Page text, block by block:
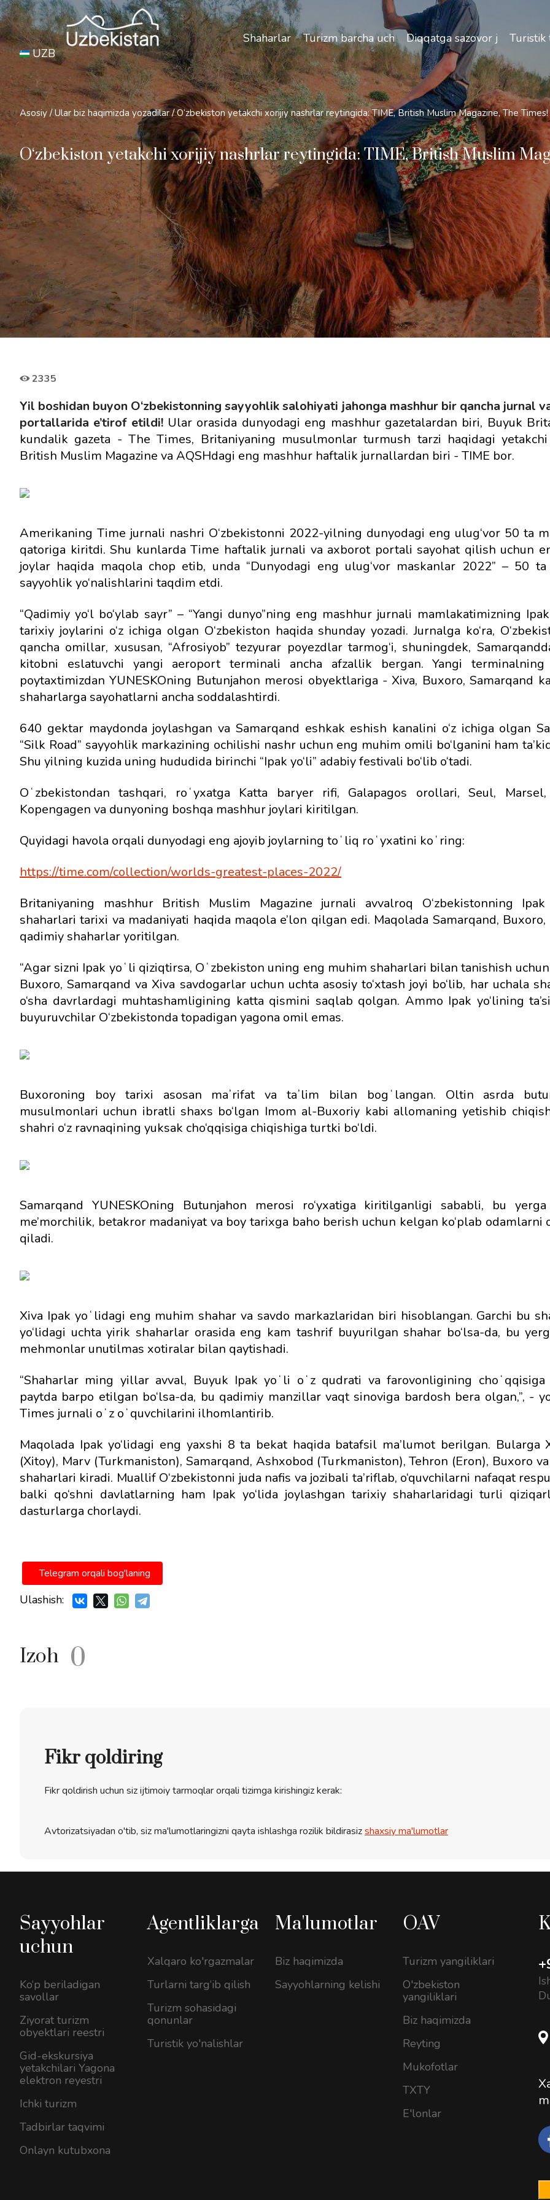
Xavfsizlik va O'zbekiston bo'ylab sayohatlarning o'ziga xos
Shaharlar
Turizm barcha uchunDiqqatga sazovor joylarTuristik
UZB
Asosiy / Ular biz haqimizda yozadilar / O‘zbekiston yetakchi xorijiy nashrlar reytingida: TIME, British Muslim Magazine, The Times!
O‘zbekiston yetakchi xorijiy nashrlar reytingida: TIME, British Muslim
2335
Yil boshidan buyon O‘zbekistonning sayyohlik salohiyati jahonga mashhur bir qancha jurnal
portallarida e’tirof etildi! Ular orasida dunyodagi eng mashhur gazetalardan biri, Buyuk
kundalik gazeta - The Times, Britaniyaning musulmonlar turmush tarzi haqidagi
British Muslim Magazine va AQSHdagi eng mashhur haftalik jurnallardan biri - TIME bor.
Amerikaning Time jurnali nashri O‘zbekistonni 2022-yilning dunyodagi eng ulug‘vor 50 ta
qatoriga kiritdi. Shu kunlarda Time haftalik jurnali va axborot portali sayohat qilish uchun
joylar haqida maqola chop etib, unda “Dunyodagi eng ulug‘vor maskanlar 2022” – 50
sayyohlik yo‘nalishlarini taqdim etdi.
“Qadimiy yo‘l bo‘ylab sayr” – “Yangi dunyo”ning eng mashhur jurnali mamlakatimizning
tarixiy joylarini o‘z ichiga olgan O‘zbekiston haqida shunday yozadi. Jurnalga ko‘ra,
qancha omillar, xususan, “Afrosiyob” tezyurar poyezdlar tarmog‘i, shuningdek,
kitobni eslatuvchi yangi aeroport terminali ancha afzallik bergan. Yangi terminalning
poytaxtimizdan YUNESKOning Butunjahon merosi obyektlariga - Xiva, Buxoro, Samarqand
shaharlarga sayohatlarni ancha soddalashtirdi.
640 gektar maydonda joylashgan va Samarqand eshkak eshish kanalini o‘z ichiga olgan
“Silk Road” sayyohlik markazining ochilishi nashr uchun eng muhim omili bo‘lganini ham
Shu yilning kuzida uning hududida birinchi “Ipak yo‘li” adabiy festivali bo‘lib o‘tadi.
Oʻzbekistondan tashqari, roʻyxatga Katta baryer rifi, Galapagos orollari, Seul, Marsel,
Kopengagen va dunyoning boshqa mashhur joylari kiritilgan.
Quyidagi havola orqali dunyodagi eng ajoyib joylarning toʻliq roʻyxatini koʻring:
https://time.com/collection/worlds-greatest-places-2022/
Britaniyaning mashhur British Muslim Magazine jurnali avvalroq O‘zbekistonning Ipak
shaharlari tarixi va madaniyati haqida maqola e’lon qilgan edi. Maqolada Samarqand, Buxoro,
qadimiy shaharlar yoritilgan.
“Agar sizni Ipak yoʻli qiziqtirsa, Oʻzbekiston uning eng muhim shaharlari bilan tanishish
Buxoro, Samarqand va Xiva savdogarlar uchun uchta asosiy to‘xtash joyi bo‘lib, har uchala
o‘sha davrlardagi muhtashamligining katta qismini saqlab qolgan. Ammo Ipak yo‘lining
buyuruvchilar O‘zbekistonda topadigan yagona omil emas.
Buxoroning boy tarixi asosan maʼrifat va taʼlim bilan bogʻlangan. Oltin asrda
musulmonlari uchun ibratli shaxs bo‘lgan Imom al-Buxoriy kabi allomaning yetishib
shahri o‘z ravnaqining yuksak cho‘qqisiga chiqishiga turtki bo‘ldi.
Samarqand YUNESKOning Butunjahon merosi ro‘yxatiga kiritilganligi sababli, bu yerga
me’morchilik, betakror madaniyat va boy tarixga baho berish uchun kelgan ko‘plab odamlarni
qiladi.
Xiva Ipak yoʻlidagi eng muhim shahar va savdo markazlaridan biri hisoblangan. Garchi bu
yo‘lidagi uchta yirik shaharlar orasida eng kam tashrif buyurilgan shahar bo‘lsa-da, bu
mehmonlar unutilmas xotiralar bilan qaytishadi.
“Shaharlar ming yillar avval, Buyuk Ipak yoʻli oʻz qudrati va farovonligining choʻqqisiga
paytda barpo etilgan bo‘lsa-da, bu qadimiy manzillar vaqt sinoviga bardosh bera olgan,”, -
Times jurnali oʻz oʻquvchilarini ilhomlantirib.
Maqolada Ipak yo‘lidagi eng yaxshi 8 ta bekat haqida batafsil ma’lumot berilgan. Bularga
(Xitoy), Marv (Turkmaniston), Samarqand, Ashxobod (Turkmaniston), Tehron (Eron), Buxoro
shaharlari kiradi. Muallif O‘zbekistonni juda nafis va jozibali ta’riflab, o‘quvchilarni nafaqat
balki qo‘shni davlatlarning ham Ipak yo‘lida joylashgan tarixiy shaharlaridagi turli
dasturlarga chorlaydi.
Telegram orqali bog'laning
Ulashish:
Izoh 0
Fikr qoldiring
Fikr qoldirish uchun siz ijtimoiy tarmoqlar orqali tizimga kirishingiz kerak:
Avtorizatsiyadan o'tib, siz ma'lumotlaringizni qayta ishlashga rozilik bildirasizshaxsiy ma'lumotlar
Sayyohlar
uchun
Ko‘p beriladigan
savollar
Ziyorat turizm
obyektlari reestri
Gid-ekskursiya
yetakchilari Yagona
elektron reyestri
Ichki turizm
Tadbirlar taqvimi
Onlayn kutubxona
Agentliklarga
Xalqaro ko'rgazmalar
Turlarni targ‘ib qilish
Turizm sohasidagi
qonunlar
Turistik yo'nalishlar
Ma'lumotlar
Biz haqimizda
Sayyohlarning kelishi
OAV
Turizm yangiliklari
O'zbekiston
yangiliklari
Biz haqimizda
Reyting
Mukofotlar
TXTY
E'lonlar